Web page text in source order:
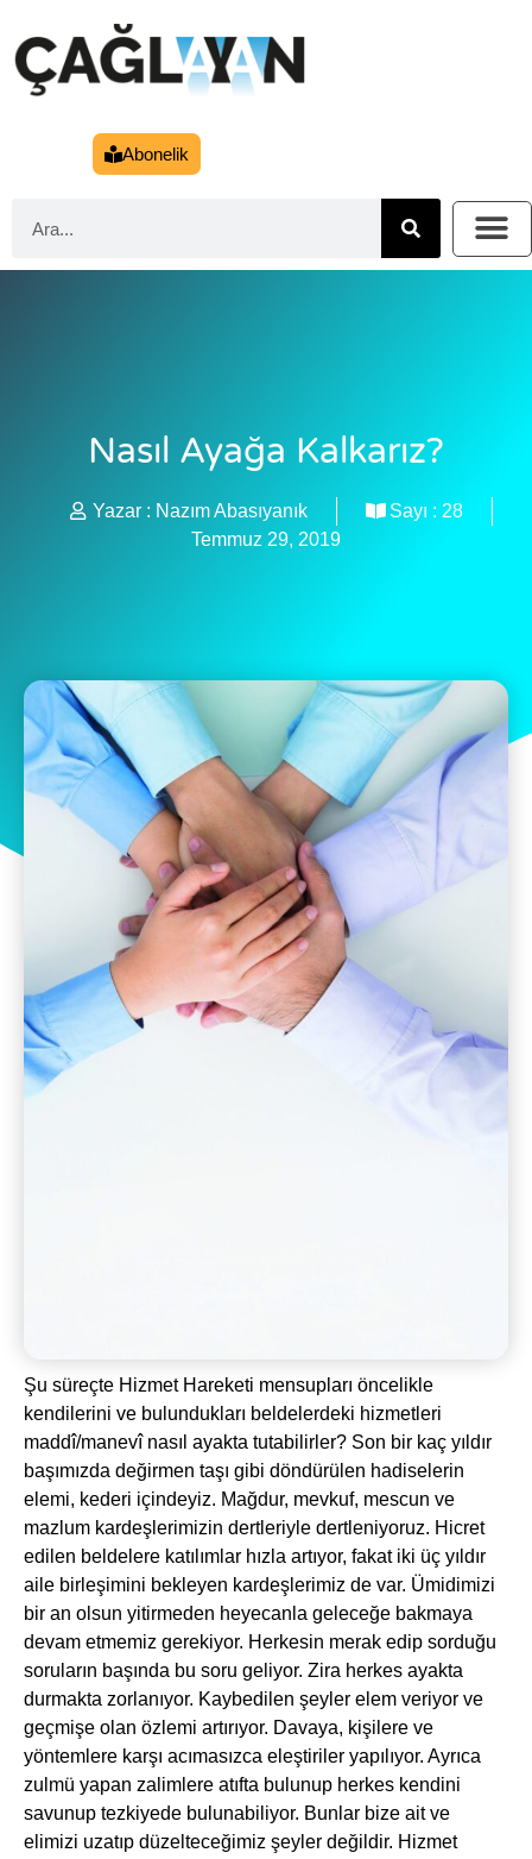
Abonelik
Nasıl Ayağa Kalkarız?
Yazar : Nazım Abasıyanık Sayı : 28
Temmuz 29, 2019
Şu süreçte Hizmet Hareketi mensupları öncelikle
kendilerini ve bulundukları beldelerdeki hizmetleri
maddî/manevî nasıl ayakta tutabilirler? Son bir kaç yıldır
başımızda değirmen taşı gibi döndürülen hadiselerin
elemi, kederi içindeyiz. Mağdur, mevkuf, mescun ve
mazlum kardeşlerimizin dertleriyle dertleniyoruz. Hicret
edilen beldelere katılımlar hızla artıyor, fakat iki üç yıldır
aile birleşimini bekleyen kardeşlerimiz de var. Ümidimizi
bir an olsun yitirmeden heyecanla geleceğe bakmaya
devam etmemiz gerekiyor. Herkesin merak edip sorduğu
soruların başında bu soru geliyor. Zira herkes ayakta
durmakta zorlanıyor. Kaybedilen şeyler elem veriyor ve
geçmişe olan özlemi artırıyor. Davaya, kişilere ve
yöntemlere karşı acımasızca eleştiriler yapılıyor. Ayrıca
zulmü yapan zalimlere atıfta bulunup herkes kendini
savunup tezkiyede bulunabiliyor. Bunlar bize ait ve
elimizi uzatıp düzelteceğimiz şeyler değildir. Hizmet